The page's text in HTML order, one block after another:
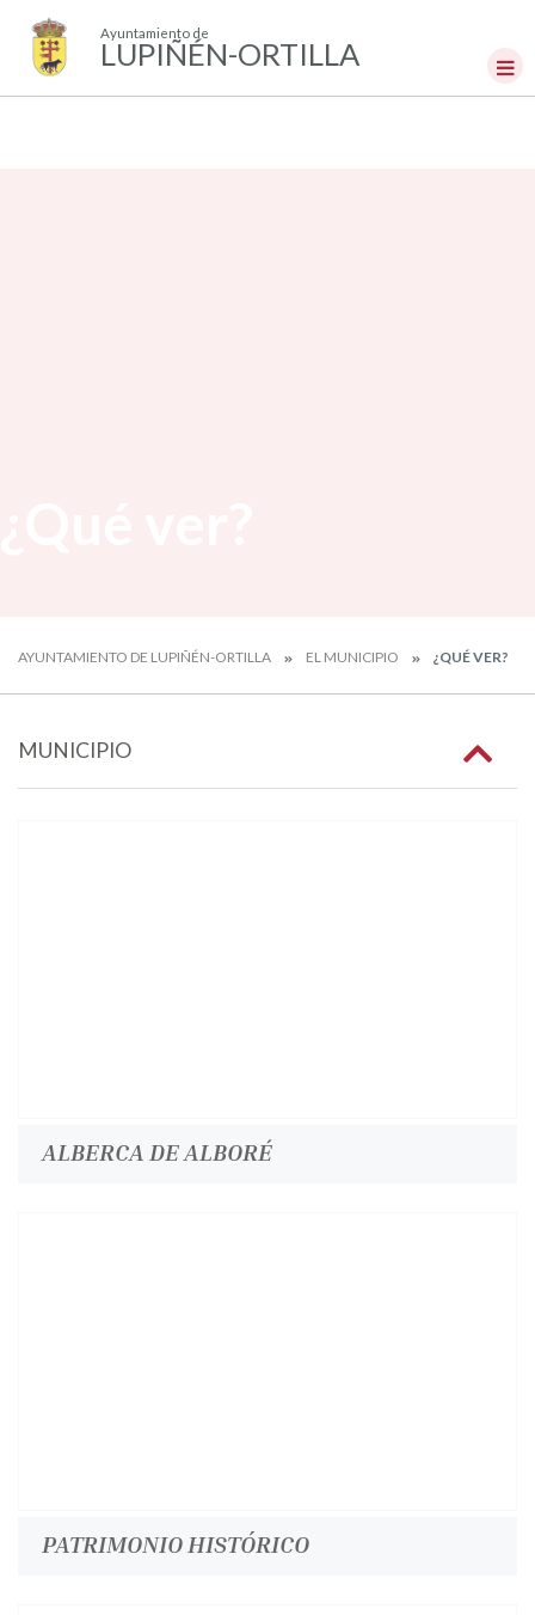
Ayuntamiento de
LUPIÑÉN-ORTILLA
AYUNTAMIENTO DE LUPIÑÉN-ORTILLA EL MUNICIPIO ¿QUÉ VER?
MUNICIPIO
ALBERCA DE ALBORÉ
PATRIMONIO HISTÓRICO